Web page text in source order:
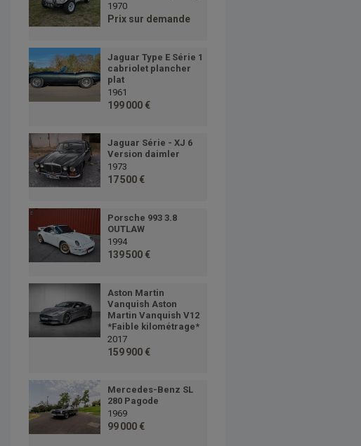
1970
Prix sur demande
Jaguar Type E Série 1
cabriolet plancher
plat
1961
199 000 €
Jaguar Série - XJ 6
Version daimler
1973
17 500 €
Porsche 993 3.8
OUTLAW
1994
139 500 €
Aston Martin
Vanquish Aston
Martin Vanquish V12
*Faible kilométrage*
2017
159 900 €
Mercedes-Benz SL
280 Pagode
1969
99 000 €